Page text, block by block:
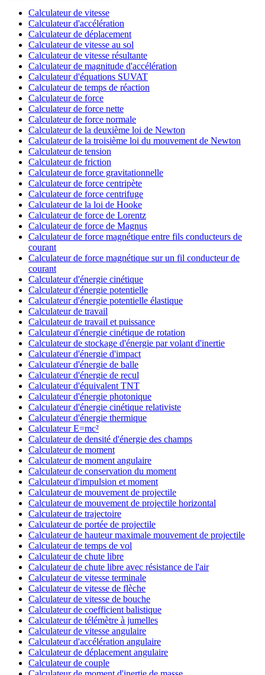
Calculateur de vitesse
Calculateur d'accélération
Calculateur de déplacement
Calculateur de vitesse au sol
Calculateur de vitesse résultante
Calculateur de magnitude d'accélération
Calculateur d'équations SUVAT
Calculateur de temps de réaction
Calculateur de force
Calculateur de force nette
Calculateur de force normale
Calculateur de la deuxième loi de Newton
Calculateur de la troisième loi du mouvement de Newton
Calculateur de tension
Calculateur de friction
Calculateur de force gravitationnelle
Calculateur de force centripète
Calculateur de force centrifuge
Calculateur de la loi de Hooke
Calculateur de force de Lorentz
Calculateur de force de Magnus
Calculateur de force magnétique entre fils conducteurs de
courant
Calculateur de force magnétique sur un fil conducteur de
courant
Calculateur d'énergie cinétique
Calculateur d'énergie potentielle
Calculateur d'énergie potentielle élastique
Calculateur de travail
Calculateur de travail et puissance
Calculateur d'énergie cinétique de rotation
Calculateur de stockage d'énergie par volant d'inertie
Calculateur d'énergie d'impact
Calculateur d'énergie de balle
Calculateur d'énergie de recul
Calculateur d'équivalent TNT
Calculateur d'énergie photonique
Calculateur d'énergie cinétique relativiste
Calculateur d'énergie thermique
Calculateur E=mc²
Calculateur de densité d'énergie des champs
Calculateur de moment
Calculateur de moment angulaire
Calculateur de conservation du moment
Calculateur d'impulsion et moment
Calculateur de mouvement de projectile
Calculateur de mouvement de projectile horizontal
Calculateur de trajectoire
Calculateur de portée de projectile
Calculateur de hauteur maximale mouvement de projectile
Calculateur de temps de vol
Calculateur de chute libre
Calculateur de chute libre avec résistance de l'air
Calculateur de vitesse terminale
Calculateur de vitesse de flèche
Calculateur de vitesse de bouche
Calculateur de coefficient balistique
Calculateur de télémètre à jumelles
Calculateur de vitesse angulaire
Calculateur d'accélération angulaire
Calculateur de déplacement angulaire
Calculateur de couple